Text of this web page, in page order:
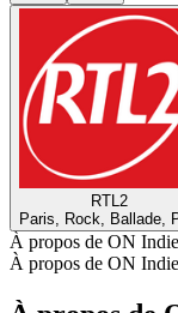
RTL2
Paris, Rock, Ballade,
À propos de ON Indie
À propos de ON Indie